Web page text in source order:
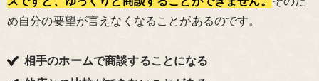
め自分の要望が言えなくなることがあるのです。
相手のホームで商談することになる